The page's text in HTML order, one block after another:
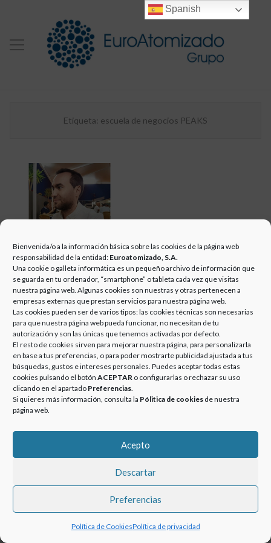
Bienvenida/o a la información básica sobre las cookies de la página web
responsabilidad de la entidad: Euroatomizado, S.A.
Una cookie o galleta informática es un pequeño archivo de información que
se guarda en tu ordenador, “smartphone” o tableta cada vez que visitas
nuestra página web. Algunas cookies son nuestras y otras pertenecen a
empresas externas que prestan servicios para nuestra página web.
Las cookies pueden ser de varios tipos: las cookies técnicas son necesarias
para que nuestra página web pueda funcionar, no necesitan de tu
autorización y son las únicas que tenemos activadas por defecto.
El resto de cookies sirven para mejorar nuestra página, para personalizarla
en base a tus preferencias, o para poder mostrarte publicidad ajustada a tus
búsquedas, gustos e intereses personales. Puedes aceptar todas estas
cookies pulsando el botón ACEPTAR o configurarlas o rechazar su uso
clicando en el apartado Preferencias.
Si quieres más información, consulta la Pólitica de cookies de nuestra
página web.
Acepto
Descartar
Preferencias
Política de CookiesPolítica de privacidad
Etiqueta: escuela de negocios PEAKS
ENTREVISTA A
NUESTRO
RESPONSABLE DE
SISTEMAS Y
SEGURIDAD:
CONSTANTIN BUCUR
Posted
on
7 julio, 2020 Categories
Noticias
La escuela de negocios PEAKS
Business School ha entrevistado a
nuestro Responsable de Sistemas y
Seguridad Constantin Bucur. Grupo
Euroatomizado en su visión por …
© 2020-2023 GRUPOEUROATOMIZADO. Todos los derechos
reservados.
Spanish